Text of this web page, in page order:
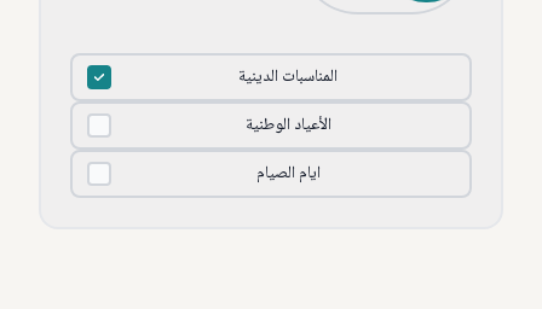
المناسبات الدينية
الأعياد الوطنية
ايام الصيام